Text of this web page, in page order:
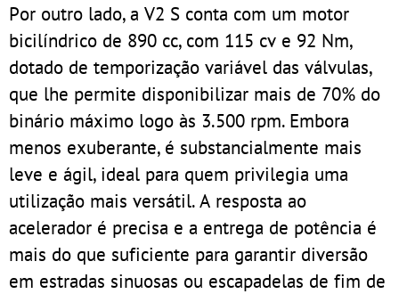
Por outro lado, a V2 S conta com um motor
bicilíndrico de 890 cc, com 115 cv e 92 Nm,
dotado de temporização variável das válvulas,
que lhe permite disponibilizar mais de 70% do
binário máximo logo às 3.500 rpm. Embora
menos exuberante, é substancialmente mais
leve e ágil, ideal para quem privilegia uma
utilização mais versátil. A resposta ao
acelerador é precisa e a entrega de potência é
mais do que suficiente para garantir diversão
em estradas sinuosas ou escapadelas de fim de